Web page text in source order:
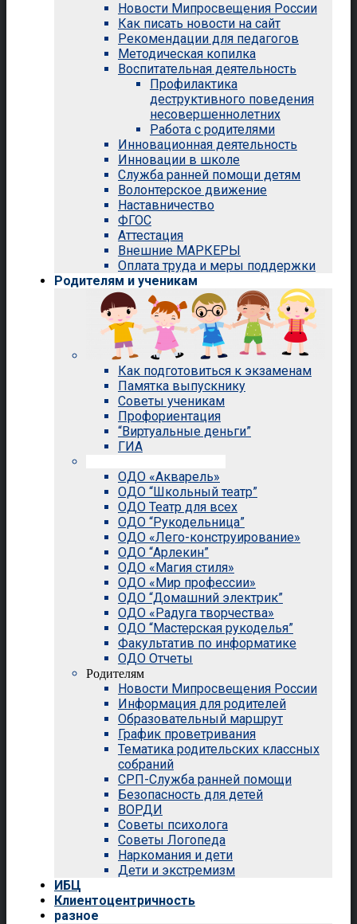
Новости Мипросвещения России
Как писать новости на сайт
Рекомендации для педагогов
Методическая копилка
Воспитательная деятельность
Профилактика
деструктивного поведения
несовершеннолетних
Работа с родителями
Инновационная деятельность
Инновации в школе
Служба ранней помощи детям
Волонтерское движение
Наставничество
ФГОС
Аттестация
Внешние МАРКЕРЫ
Оплата труда и меры поддержки
Родителям и ученикам
Как подготовиться к экзаменам
Памятка выпускнику
Советы ученикам
Профориентация
“Виртуальные деньги”
ГИА
ОДО «Акварель»
ОДО “Школьный театр”
ОДО Театр для всех
ОДО “Рукодельница”
ОДО «Лего-конструирование»
ОДО “Арлекин”
ОДО «Магия стиля»
ОДО «Мир профессии»
ОДО “Домашний электрик”
ОДО «Радуга творчества»
ОДО “Мастерская рукоделья”
Факультатив по информатике
ОДО Отчеты
Родителям
Новости Мипросвещения России
Информация для родителей
Образовательный маршрут
График проветривания
Тематика родительских классных
собраний
СРП-Служба ранней помощи
Безопасность для детей
ВОРДИ
Советы психолога
Советы Логопеда
Наркомания и дети
Дети и экстремизм
ИБЦ
Клиентоцентричность
разное